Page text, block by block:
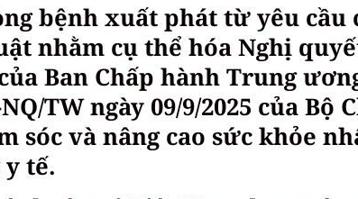
bệnh xuất phát từ yêu cầu
nhằm cụ thể hóa Nghị
của Ban Chấp hành Trung
TW ngày 09/9/2025 của Bộ
sóc và nâng cao sức khỏe
tế.